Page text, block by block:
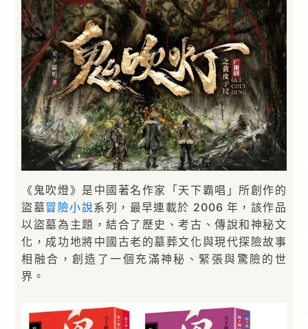
《鬼吹燈》是中國著名作家「天下霸唱」所創作的
盜墓冒險小說系列，最早連載於 2006 年，該作品
以盜墓為主題，結合了歷史、考古、傳說和神秘文
化，成功地將中國古老的墓葬文化與現代探險故事
相融合，創造了一個充滿神秘、緊張與驚險的世
界。